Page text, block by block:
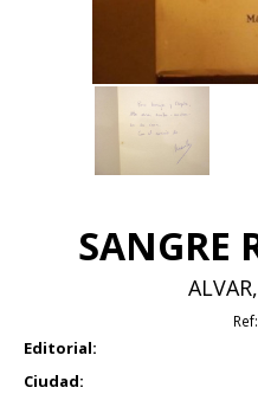
SANGRE
Ref:
Editorial:
Ciudad: